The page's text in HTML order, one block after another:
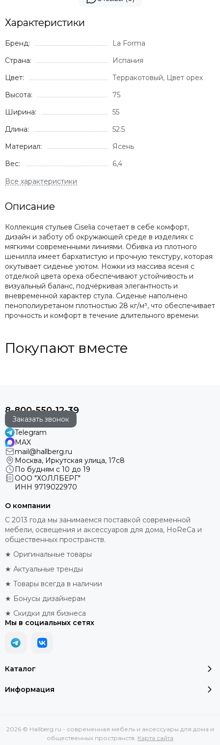
Характеристики
Бренд:
La Forma
Страна:
Испания
Цвет:
Терракотовый, Цвет орех
Высота:
75
Ширина:
55
Длина:
52.5
Материал:
Ясень
Вес:
6,4
Описание
Коллекция стульев Ciselia сочетает в себе комфорт,
дизайн и заботу об окружающей среде в изделиях с
мягкими современными линиями. Обивка из плотного
шенилла имеет бархатистую и прочную текстуру, которая
окутывает сиденье уютом. Ножки из массива ясеня с
отделкой цвета ореха обеспечивают устойчивость и
визуальный баланс, подчёркивая элегантность и
вневременной характер стула. Сиденье наполнено
пенополиуретаном плотностью 28 кг/м³, что обеспечивает
прочность и комфорт в течение длительного времени.
Покупают вместе
8-800-550-12-39
Заказать звонок
Telegram
MAX
mail@hallberg.ru
Москва, Иркутская улица, 17с8
По будням с 10 до 19
ООО "ХОЛЛБЕРГ"
ИНН 9719022970
Каталог
Информация
О компании
С 2013 года мы занимаемся поставкой современной
мебели, освещения и аксессуаров для дома, HoReCa и
общественных пространств.
★ Оригинальные товары
★ Актуальные тренды
★ Товары всегда в наличии
★ Бонусы дизайнерам
★ Скидки для бизнеса
Мы в социальных сетях
2026 © Hallberg.ru - современная мебель и аксессуары для дома и
общественных пространств. Карта сайта